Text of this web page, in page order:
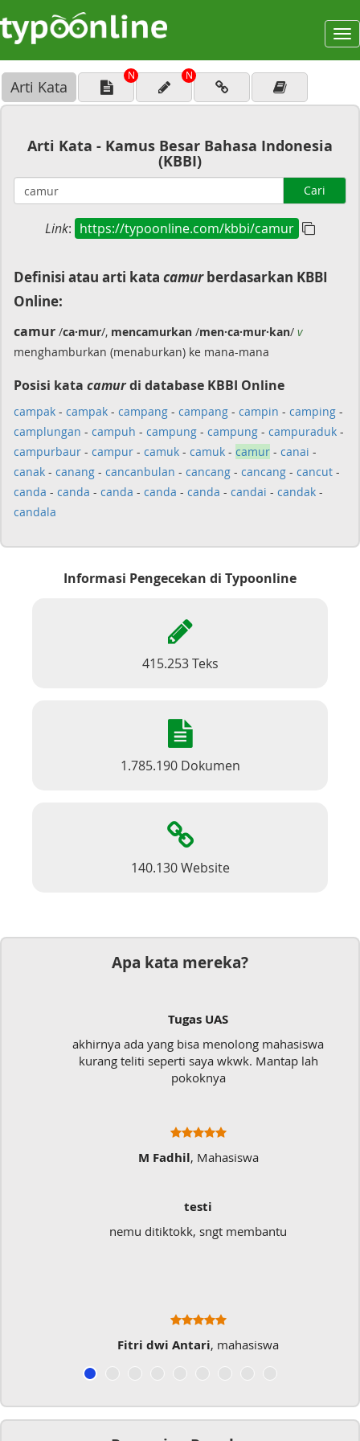
Arti Kata
N N
Arti Kata - Kamus Besar Bahasa Indonesia
(KBBI)
Cari
Link: https://typoonline.com/kbbi/camur
Definisi atau arti kata camurberdasarkan KBBI
Online:
camur /ca·mur/, mencamurkan /men·ca·mur·kan/ v
menghamburkan (menaburkan) ke mana-mana
Posisi kata camurdi database KBBI Online
campak - campak - campang - campang - campin - camping -
camplungan - campuh - campung - campung - campuraduk -
campurbaur - campur - camuk - camuk - camur - canai -
canak - canang - cancanbulan - cancang - cancang - cancut -
canda - canda - canda - canda - canda - candai - candak -
candala
Informasi Pengecekan di Typoonline
415.253 Teks
1.785.190 Dokumen
140.130 Website
Apa kata mereka?
Tugas UAS
akhirnya ada yang bisa menolong mahasiswa
kurang teliti seperti saya wkwk. Mantap lah
pokoknya
M Fadhil, Mahasiswa
testi
nemu ditiktokk, sngt membantu
Fitri dwi Antari, mahasiswa